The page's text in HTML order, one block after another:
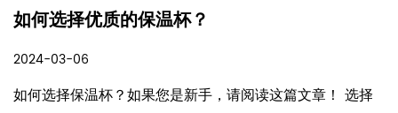
当保温杯不再保温时如何恢复保温？
2024-03-05
如果保温杯不再保温，可以尝试以下方法恢复其保温效果